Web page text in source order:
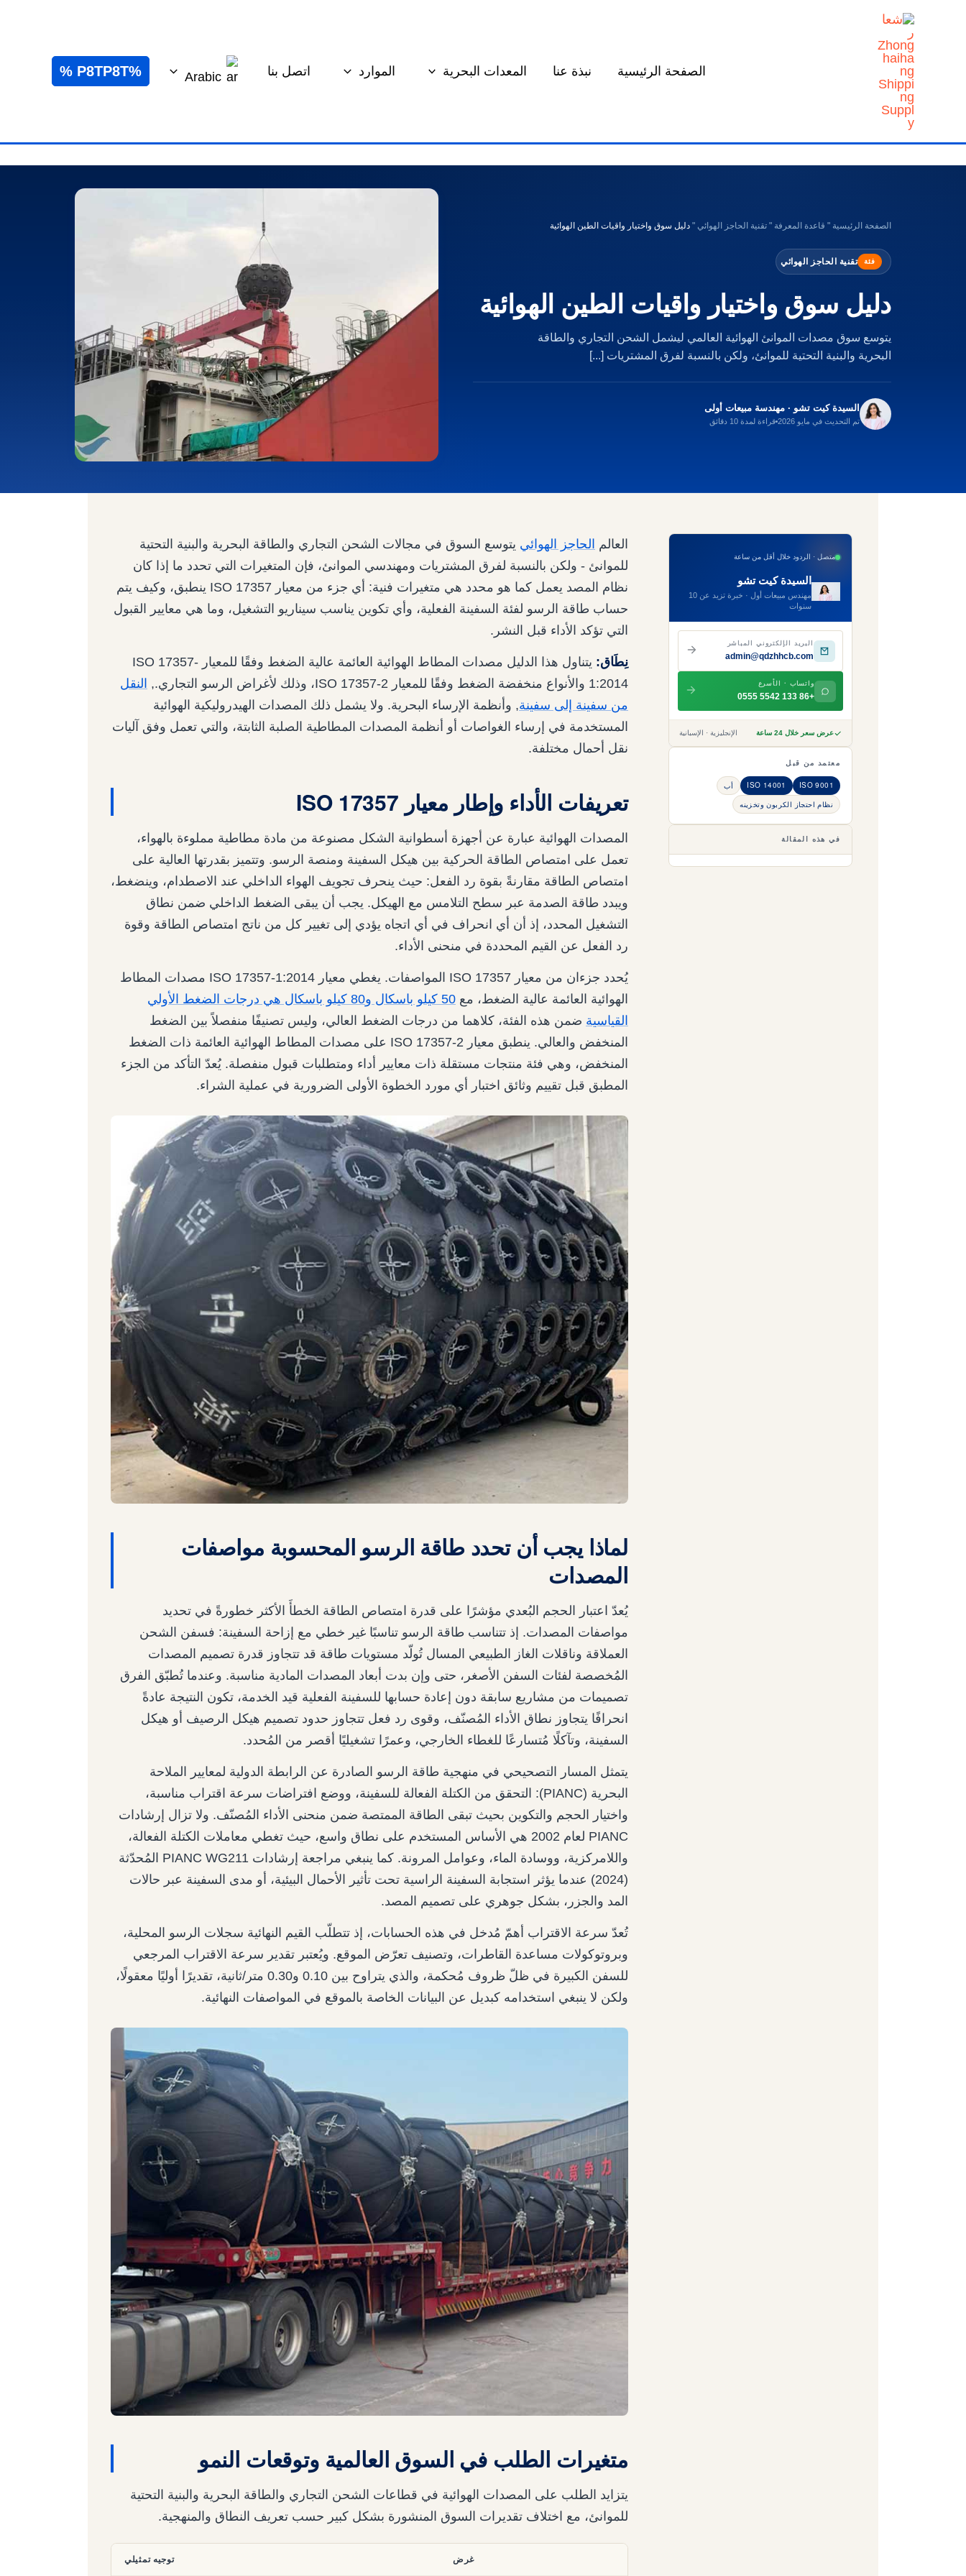
الصفحة الرئيسية
نبذة عنا المعدات البحرية الموارد اتصل بنا Arabic
%P8TP8T %
الصفحة الرئيسية " قاعدة المعرفة " تقنية الحاجز الهوائي " دليل سوق واختيار واقيات الطين الهوائية
فئة تقنية الحاجز الهوائي
دليل سوق واختيار واقيات الطين الهوائية
يتوسع سوق مصدات الموانئ الهوائية العالمي ليشمل الشحن التجاري والطاقة
البحرية والبنية التحتية للموانئ، ولكن بالنسبة لفرق المشتريات [...]
السيدة كيت تشو · مهندسة مبيعات أولى
تم التحديث في مايو 2026 قراءة لمدة 10 دقائق
متصل · الردود خلال أقل من ساعة
السيدة كيت تشو
مهندس مبيعات أول · خبرة تزيد عن 10
سنوات
البريد الإلكتروني المباشر
admin@qdzhhcb.com
واتساب · الأسرع
+86 133 5542 0555
عرض سعر خلال 24 ساعة الإنجليزية · الإسبانية
معتمد من قبل
ISO 9001
ISO 14001
أب
نظام احتجاز الكربون وتخزينه
في هذه المقالة
العالم الحاجز الهوائي يتوسع السوق في مجالات الشحن التجاري والطاقة البحرية والبنية التحتية
للموانئ - ولكن بالنسبة لفرق المشتريات ومهندسي الموانئ، فإن المتغيرات التي تحدد ما إذا كان
نظام المصد يعمل كما هو محدد هي متغيرات فنية: أي جزء من معيار ISO 17357 ينطبق، وكيف يتم
حساب طاقة الرسو لفئة السفينة الفعلية، وأي تكوين يناسب سيناريو التشغيل، وما هي معايير القبول
التي تؤكد الأداء قبل النشر.
نِطَاق:
يتناول هذا الدليل مصدات المطاط الهوائية العائمة عالية الضغط وفقًا للمعيار ISO 17357-
1:2014 والأنواع منخفضة الضغط وفقًا للمعيار ISO 17357-2، وذلك لأغراض الرسو التجاري.,
النقل
من سفينة إلى سفينة, وأنظمة الإرساء البحرية. ولا يشمل ذلك المصدات الهيدروليكية الهوائية
المستخدمة في إرساء الغواصات أو أنظمة المصدات المطاطية الصلبة الثابتة، والتي تعمل وفق آليات
نقل أحمال مختلفة.
تعريفات الأداء وإطار معيار ISO 17357
المصدات الهوائية عبارة عن أجهزة أسطوانية الشكل مصنوعة من مادة مطاطية مملوءة بالهواء،
تعمل على امتصاص الطاقة الحركية بين هيكل السفينة ومنصة الرسو. وتتميز بقدرتها العالية على
امتصاص الطاقة مقارنةً بقوة رد الفعل: حيث ينحرف تجويف الهواء الداخلي عند الاصطدام، وينضغط،
ويبدد طاقة الصدمة عبر سطح التلامس مع الهيكل. يجب أن يبقى الضغط الداخلي ضمن نطاق
التشغيل المحدد، إذ أن أي انحراف في أي اتجاه يؤدي إلى تغيير كل من ناتج امتصاص الطاقة وقوة
رد الفعل عن القيم المحددة في منحنى الأداء.
يُحدد جزءان من معيار ISO 17357 المواصفات. يغطي معيار ISO 17357-1:2014 مصدات المطاط
الهوائية العائمة عالية الضغط، مع
50 كيلو باسكال و80 كيلو باسكال هي درجات الضغط الأولي
القياسية ضمن هذه الفئة، كلاهما من درجات الضغط العالي، وليس تصنيفًا منفصلاً بين الضغط
المنخفض والعالي. ينطبق معيار ISO 17357-2 على مصدات المطاط الهوائية العائمة ذات الضغط
المنخفض، وهي فئة منتجات مستقلة ذات معايير أداء ومتطلبات قبول منفصلة. يُعدّ التأكد من الجزء
المطبق قبل تقييم وثائق اختبار أي مورد الخطوة الأولى الضرورية في عملية الشراء.
لماذا يجب أن تحدد طاقة الرسو المحسوبة مواصفات
المصدات
يُعدّ اعتبار الحجم البُعدي مؤشرًا على قدرة امتصاص الطاقة الخطأَ الأكثر خطورةً في تحديد
مواصفات المصدات. إذ تتناسب طاقة الرسو تناسبًا غير خطي مع إزاحة السفينة: فسفن الشحن
العملاقة وناقلات الغاز الطبيعي المسال تُولّد مستويات طاقة قد تتجاوز قدرة تصميم المصدات
المُخصصة لفئات السفن الأصغر، حتى وإن بدت أبعاد المصدات المادية مناسبة. وعندما تُطبّق الفرق
تصميمات من مشاريع سابقة دون إعادة حسابها للسفينة الفعلية قيد الخدمة، تكون النتيجة عادةً
انحرافًا يتجاوز نطاق الأداء المُصنّف، وقوى رد فعل تتجاوز حدود تصميم هيكل الرصيف أو هيكل
السفينة، وتآكلًا مُتسارعًا للغطاء الخارجي، وعمرًا تشغيليًا أقصر من المُحدد.
يتمثل المسار التصحيحي في منهجية طاقة الرسو الصادرة عن الرابطة الدولية لمعايير الملاحة
البحرية (PIANC): التحقق من الكتلة الفعالة للسفينة، ووضع افتراضات سرعة اقتراب مناسبة،
واختيار الحجم والتكوين بحيث تبقى الطاقة الممتصة ضمن منحنى الأداء المُصنّف. ولا تزال إرشادات
PIANC لعام 2002 هي الأساس المستخدم على نطاق واسع، حيث تغطي معاملات الكتلة الفعالة،
واللامركزية، ووسادة الماء، وعوامل المرونة. كما ينبغي مراجعة إرشادات PIANC WG211 المُحدّثة
(2024) عندما يؤثر استجابة السفينة الراسية تحت تأثير الأحمال البيئية، أو مدى السفينة عبر حالات
المد والجزر، بشكل جوهري على تصميم المصد.
تُعدّ سرعة الاقتراب أهمّ مُدخل في هذه الحسابات، إذ تتطلّب القيم النهائية سجلات الرسو المحلية،
وبروتوكولات مساعدة القاطرات، وتصنيف تعرّض الموقع. ويُعتبر تقدير سرعة الاقتراب المرجعي
للسفن الكبيرة في ظلّ ظروف مُحكمة، والذي يتراوح بين 0.10 و0.30 متر/ثانية، تقديرًا أوليًا معقولًا،
ولكن لا ينبغي استخدامه كبديل عن البيانات الخاصة بالموقع في المواصفات النهائية.
متغيرات الطلب في السوق العالمية وتوقعات النمو
يتزايد الطلب على المصدات الهوائية في قطاعات الشحن التجاري والطاقة البحرية والبنية التحتية
للموانئ، مع اختلاف تقديرات السوق المنشورة بشكل كبير حسب تعريف النطاق والمنهجية.
غرض توجيه تمثيلي